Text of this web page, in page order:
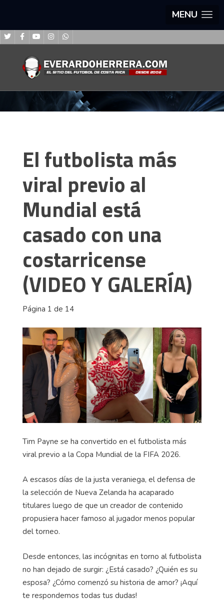
MENU
El futbolista más
viral previo al
Mundial está
casado con una
costarricense
(VIDEO Y GALERÍA)
Página 1 de 14
Tim Payne se ha convertido en el futbolista más
viral previo a la Copa Mundial de la FIFA 2026.
A escasos días de la justa veraniega, el defensa de
la selección de Nueva Zelanda ha acaparado
titulares luego de que un creador de contenido
propusiera hacer famoso al jugador menos popular
del torneo.
Desde entonces, las incógnitas en torno al futbolista
no han dejado de surgir: ¿Está casado? ¿Quién es su
esposa? ¿Cómo comenzó su historia de amor? ¡Aquí
te respondemos todas tus dudas!